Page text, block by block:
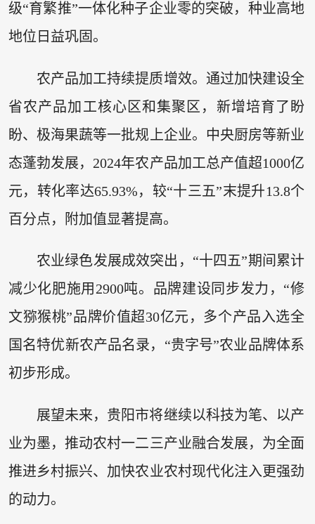
级“育繁推”一体化种子企业零的突破，种业高地
地位日益巩固。
农产品加工持续提质增效。通过加快建设全
省农产品加工核心区和集聚区，新增培育了盼
盼、极海果蔬等一批规上企业。中央厨房等新业
态蓬勃发展，2024年农产品加工总产值超1000亿
元，转化率达65.93%，较“十三五”末提升13.8个
百分点，附加值显著提高。
农业绿色发展成效突出，“十四五”期间累计
减少化肥施用2900吨。品牌建设同步发力，“修
文猕猴桃”品牌价值超30亿元，多个产品入选全
国名特优新农产品名录，“贵字号”农业品牌体系
初步形成。
展望未来，贵阳市将继续以科技为笔、以产
业为墨，推动农村一二三产业融合发展，为全面
推进乡村振兴、加快农业农村现代化注入更强劲
的动力。